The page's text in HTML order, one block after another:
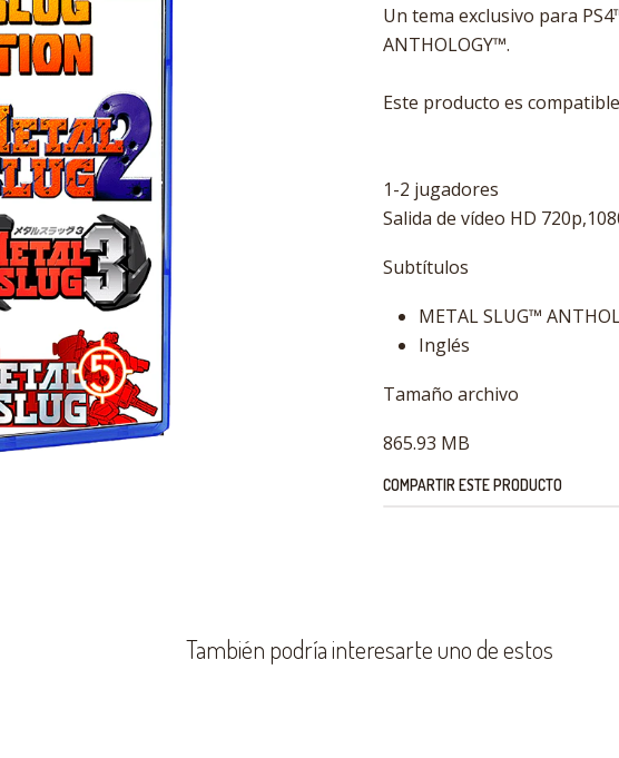
Un tema exclusivo para
ANTHOLOGY™.
Este producto es
1-2 jugadores
Salida de vídeo HD
Subtítulos
METAL SLUG™
Inglés
Tamaño archivo
865.93 MB
COMPARTIR ESTE PRODUCTO
También podría interesarte uno de estos